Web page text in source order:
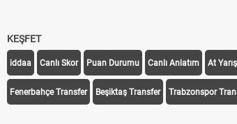
KEŞFET
iddaa Canlı Skor Puan Durumu Canlı Anlatım At
Fenerbahçe Transfer Beşiktaş Transfer Trabzonspor